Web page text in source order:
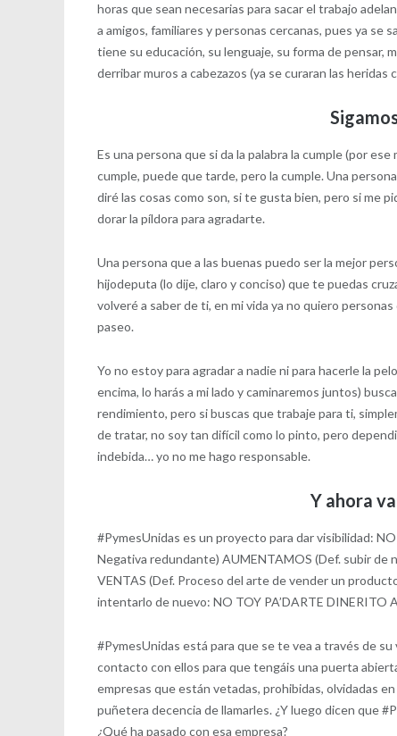
horas que sean necesarias para sacar el trabajo
a amigos, familiares y personas cercanas, pues ya se
tiene su educación, su lenguaje, su forma de pensar,
derribar muros a cabezazos (ya se curaran las heridas
Es una persona que si da la palabra la cumple (por
cumple, puede que tarde, pero la cumple. Una
diré las cosas como son, si te gusta bien, pero si me
dorar la píldora para agradarte.
Una persona que a las buenas puedo ser la mejor
hijodeputa (lo dije, claro y conciso) que te puedas
volveré a saber de ti, en mi vida ya no quiero
paseo.
Yo no estoy para agradar a nadie ni para hacerle la
encima, lo harás a mi lado y caminaremos juntos)
rendimiento, pero si buscas que trabaje para ti,
de tratar, no soy tan difícil como lo pinto, pero
indebida… yo no me hago responsable.
Y ahora
#PymesUnidas es un proyecto para dar visibilidad:
Negativa redundante) AUMENTAMOS (Def. subir de
VENTAS (Def. Proceso del arte de vender un
intentarlo de nuevo: NO TOY PA’DARTE DINERITO
#PymesUnidas está para que se te vea a través de
contacto con ellos para que tengáis una puerta
empresas que están vetadas, prohibidas, olvidadas
puñetera decencia de llamarles. ¿Y luego dicen que
¿Qué ha pasado con esa empresa?